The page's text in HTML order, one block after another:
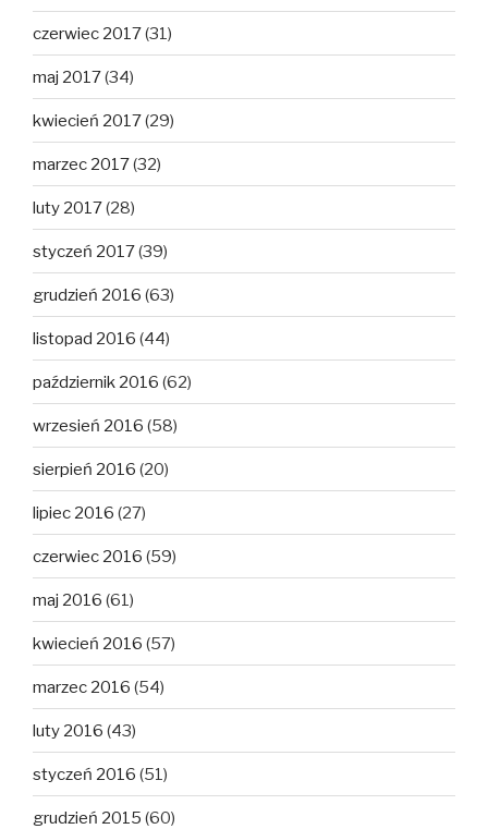
czerwiec 2017(31)
maj 2017(34)
kwiecień 2017(29)
marzec 2017(32)
luty 2017(28)
styczeń 2017(39)
grudzień 2016 (63)
listopad 2016 (44)
październik 2016 (62)
wrzesień 2016 (58)
sierpień 2016 (20)
lipiec 2016 (27)
czerwiec 2016 (59)
maj 2016 (61)
kwiecień 2016 (57)
marzec 2016 (54)
luty 2016 (43)
styczeń 2016 (51)
grudzień 2015 (60)